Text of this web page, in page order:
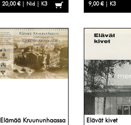
20,00 € | Nid | K3 9,00 € | K3
Elämää Kruununhaassa
Elävät kivet